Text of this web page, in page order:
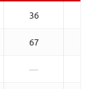
36
67
—